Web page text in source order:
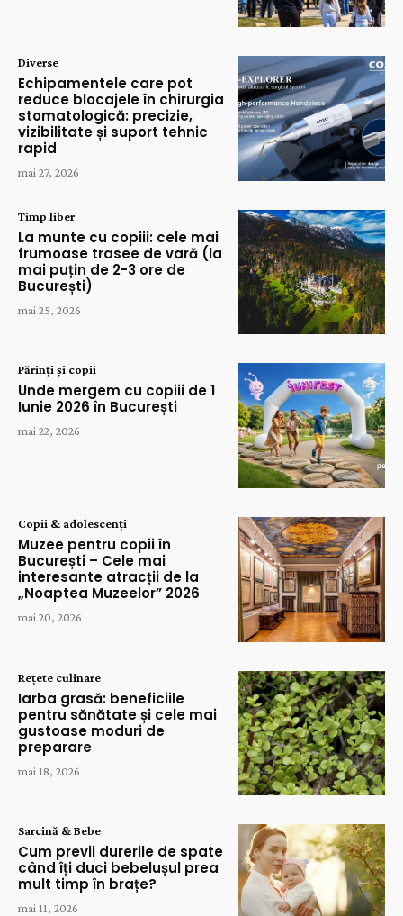
Diverse
Echipamentele care pot
reduce blocajele în chirurgia
stomatologică: precizie,
vizibilitate și suport tehnic
rapid
mai 27, 2026
Timp liber
La munte cu copiii: cele mai
frumoase trasee de vară (la
mai puțin de 2-3 ore de
București)
mai 25, 2026
Părinți și copii
Unde mergem cu copiii de 1
Iunie 2026 în București
mai 22, 2026
Copii & adolescenți
Muzee pentru copii în
București – Cele mai
interesante atracții de la
„Noaptea Muzeelor” 2026
mai 20, 2026
Rețete culinare
Iarba grasă: beneficiile
pentru sănătate și cele mai
gustoase moduri de
preparare
mai 18, 2026
Sarcină & Bebe
Cum previi durerile de spate
când îți duci bebelușul prea
mult timp în brațe?
mai 11, 2026